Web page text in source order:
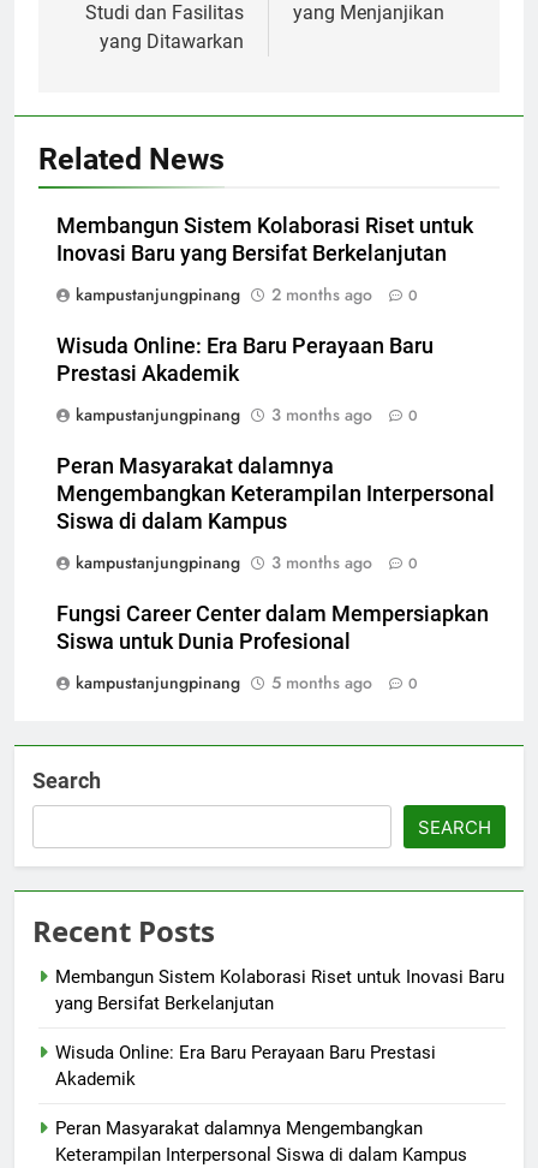
Studi dan Fasilitas
yang Ditawarkan
yang Menjanjikan
Related News
Membangun Sistem Kolaborasi Riset untuk
Inovasi Baru yang Bersifat Berkelanjutan
kampustanjungpinang
2 months ago 0
Wisuda Online: Era Baru Perayaan Baru
Prestasi Akademik
kampustanjungpinang
3 months ago 0
Peran Masyarakat dalamnya
Mengembangkan Keterampilan Interpersonal
Siswa di dalam Kampus
kampustanjungpinang
3 months ago 0
Fungsi Career Center dalam Mempersiapkan
Siswa untuk Dunia Profesional
kampustanjungpinang
5 months ago 0
Search
SEARCH
Recent Posts
Membangun Sistem Kolaborasi Riset untuk Inovasi Baru
yang Bersifat Berkelanjutan
Wisuda Online: Era Baru Perayaan Baru Prestasi
Akademik
Peran Masyarakat dalamnya Mengembangkan
Keterampilan Interpersonal Siswa di dalam Kampus